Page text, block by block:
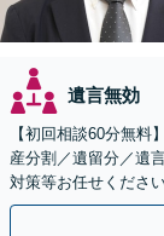
遺言無効
【初回相談60分無
産分割／遺留分／遺
対策等お任せくださ
話相談可】